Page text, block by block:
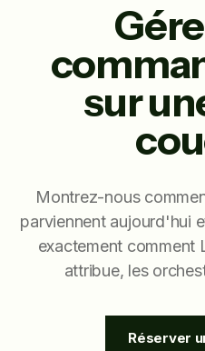
sur
Montrez-nous
parviennent aujourd'hui
exactement comment
attribue, les
Réserver